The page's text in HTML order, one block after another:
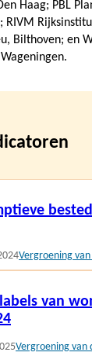
Haag; PBL
RIVM
Bilthoven; en
Vergroening
van
Vergroening van